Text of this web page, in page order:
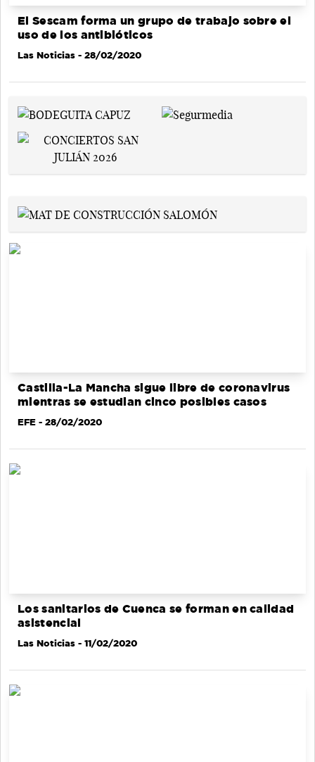
El Sescam forma un grupo de trabajo sobre el
uso de los antibióticos
Las Noticias - 28/02/2020
Castilla-La Mancha sigue libre de coronavirus
mientras se estudian cinco posibles casos
EFE - 28/02/2020
Los sanitarios de Cuenca se forman en calidad
asistencial
Las Noticias - 11/02/2020